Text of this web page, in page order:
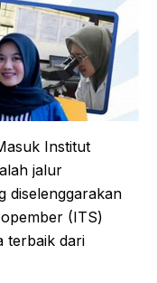
Institut
jalur
diselenggarakan
(ITS)
terbaik dari